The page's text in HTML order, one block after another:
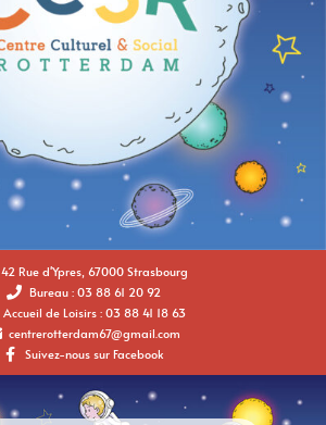
42 Rue d'Ypres, 67000 Strasbourg
Bureau : 03 88 61 20 92
Accueil de Loisirs : 03 88 41 18 63
centrerotterdam67@gmail.com
Suivez-nous sur Facebook